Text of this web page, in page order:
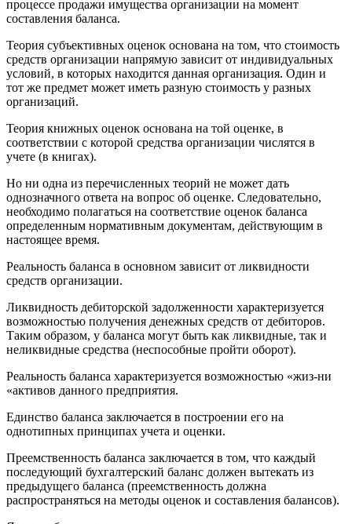
процессе продажи имущества организации на момент
составления баланса.
Теория субъективных оценок основана на том, что стоимость
средств организации напрямую зависит от индивидуальных
условий, в которых находится данная организация. Один и
тот же предмет может иметь разную стоимость у разных
организаций.
Теория книжных оценок основана на той оценке, в
соответствии с которой средства организации числятся в
учете (в книгах).
Но ни одна из перечисленных теорий не может дать
однозначного ответа на вопрос об оценке. Следовательно,
необходимо полагаться на соответствие оценок баланса
определенным нормативным документам, действующим в
настоящее время.
Реальность баланса в основном зависит от ликвидности
средств организации.
Ликвидность дебиторской задолженности характеризуется
возможностью получения денежных средств от дебиторов.
Таким образом, у баланса могут быть как ликвидные, так и
неликвидные средства (неспособные пройти оборот).
Реальность баланса характеризуется возможностью «жиз-ни
«активов данного предприятия.
Единство баланса заключается в построении его на
однотипных принципах учета и оценки.
Преемственность баланса заключается в том, что каждый
последующий бухгалтерский баланс должен вытекать из
предыдущего баланса (преемственность должна
распространяться на методы оценок и составления балансов).